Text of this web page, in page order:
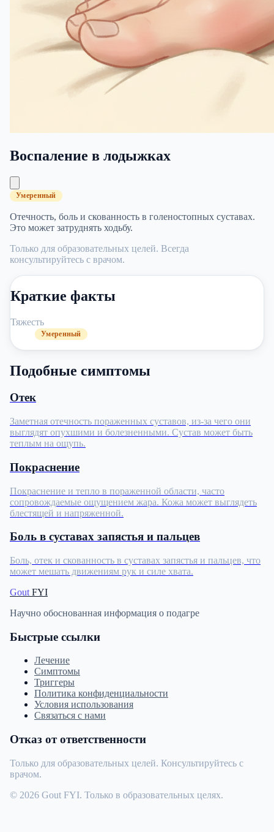
Воспаление в лодыжках
Умеренный
Отечность, боль и скованность в голеностопных суставах.
Это может затруднять ходьбу.
Только для образовательных целей. Всегда
консультируйтесь с врачом.
Краткие факты
Тяжесть
Умеренный
Подобные симптомы
Отек
Заметная отечность пораженных суставов, из-за чего они
выглядят опухшими и болезненными. Сустав может быть
теплым на ощупь.
Покраснение
Покраснение и тепло в пораженной области, часто
сопровождаемые ощущением жара. Кожа может выглядеть
блестящей и напряженной.
Боль в суставах запястья и пальцев
Боль, отек и скованность в суставах запястья и пальцев, что
может мешать движениям рук и силе хвата.
Gout FYI
Научно обоснованная информация о подагре
Быстрые ссылки
Лечение
Симптомы
Триггеры
Политика конфиденциальности
Условия использования
Связаться с нами
Отказ от ответственности
Только для образовательных целей. Консультируйтесь с
врачом.
© 2026 Gout FYI. Только в образовательных целях.